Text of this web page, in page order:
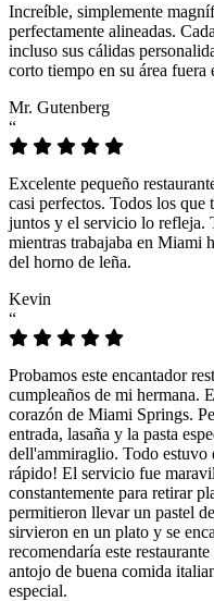
Increíble, simplemente
perfectamente alineadas.
incluso sus cálidas
corto tiempo en su área fuera
Mr. Gutenberg
“
Excelente pequeño
casi perfectos. Todos los que
juntos y el servicio lo refleja.
mientras trabajaba en Miami
del horno de leña.
Kevin
“
Probamos este encantador
cumpleaños de mi hermana.
corazón de Miami Springs.
entrada, lasaña y la pasta
dell'ammiraglio. Todo estuvo
rápido! El servicio fue
constantemente para retirar
permitieron llevar un pastel
sirvieron en un plato y se
recomendaría este
antojo de buena comida
especial.